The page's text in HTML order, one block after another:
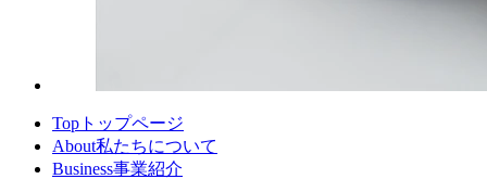
Top トップページ
About私たちについて
Business事業紹介